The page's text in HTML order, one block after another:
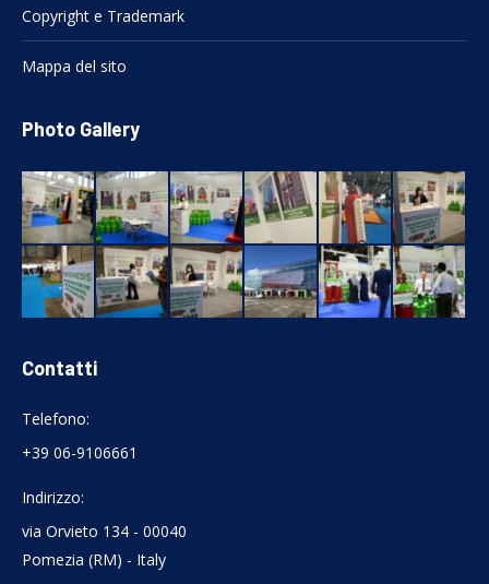
Copyright e Trademark
Mappa del sito
Photo Gallery
Contatti
Telefono:
+39 06-9106661
Indirizzo:
via Orvieto 134 - 00040
Pomezia (RM) - Italy